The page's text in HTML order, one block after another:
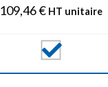
109,46€ HT unitaire